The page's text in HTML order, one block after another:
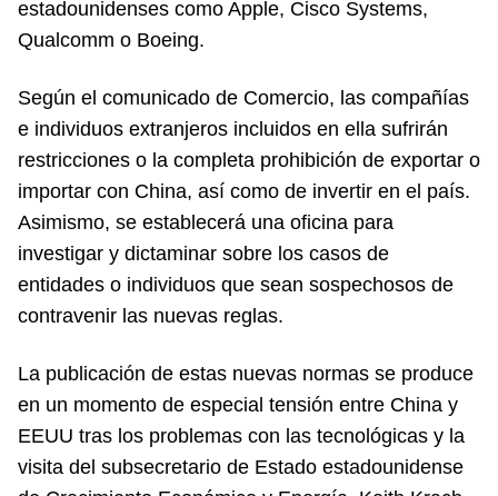
estadounidenses como Apple, Cisco Systems,
Qualcomm o Boeing.
Según el comunicado de Comercio, las compañías
e individuos extranjeros incluidos en ella sufrirán
restricciones o la completa prohibición de exportar o
importar con China, así como de invertir en el país.
Asimismo, se establecerá una oficina para
investigar y dictaminar sobre los casos de
entidades o individuos que sean sospechosos de
contravenir las nuevas reglas.
La publicación de estas nuevas normas se produce
en un momento de especial tensión entre China y
EEUU tras los problemas con las tecnológicas y la
visita del subsecretario de Estado estadounidense